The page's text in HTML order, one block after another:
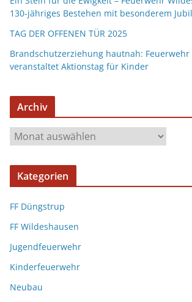
130-jähriges Bestehen mit besonderem
TAG DER OFFENEN TÜR 2025
Brandschutzerziehung hautnah: Feuerwehr
veranstaltet Aktionstag für Kinder
Archiv
Kategorien
FF Düngstrup
FF Wildeshausen
Jugendfeuerwehr
Kinderfeuerwehr
Neubau